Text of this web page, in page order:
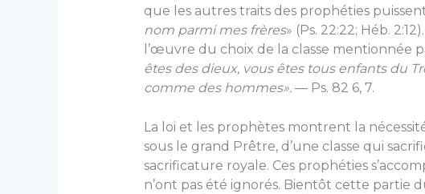
que les autres traits des pro­phéties
nom parmi mes frères» (Ps. 22:22; Héb.
l’œuvre du choix de la classe mentionnée
êtes des dieux, vous êtes tous enfants du
comme des hommes».— Ps. 82 6, 7.
La loi et les prophètes montrent la
sous le grand Prêtre, d’une classe qui
sacrificature royale. Ces pro­phéties
n’ont pas été ignorés. Bientôt cette partie